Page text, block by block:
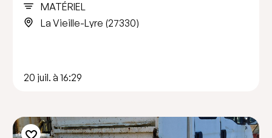
MATÉRIEL
La Vieille-Lyre (27330)
20 juil. à 16:29